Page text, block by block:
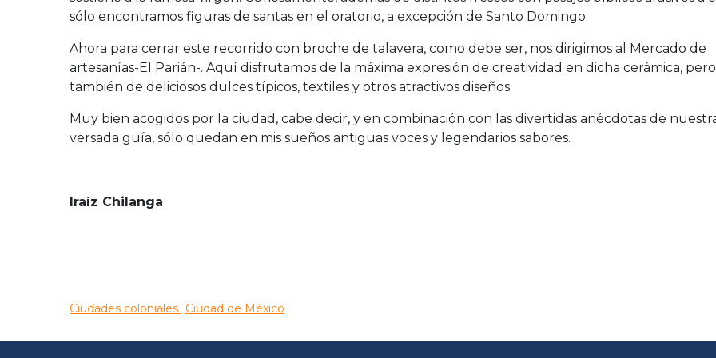
sólo encontramos figuras de santas en el oratorio, a excepción de Santo Domingo.
Ahora para cerrar este recorrido con broche de talavera, como debe ser, nos dirigimos al Mercado de
artesanías-El Parián-. Aquí disfrutamos de la máxima expresión de creatividad en dicha cerámica, pero
también de deliciosos dulces típicos, textiles y otros atractivos diseños.
Muy bien acogidos por la ciudad, cabe decir, y en combinación con las divertidas anécdotas de
versada guía, sólo quedan en mis sueños antiguas voces y legendarios sabores.
Iraíz Chilanga
Ciudades coloniales Ciudad de México